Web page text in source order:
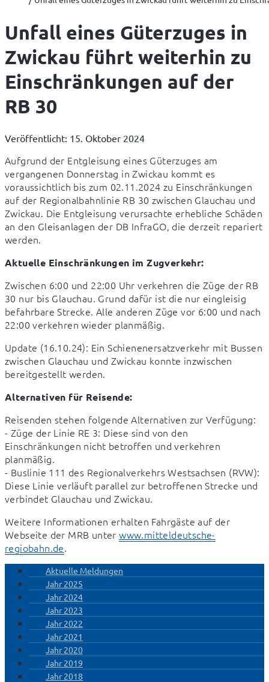
Unfall eines Güterzuges in
Zwickau führt weiterhin zu
Einschränkungen auf der
RB 30
Veröffentlicht: 15. Oktober 2024
Aufgrund der Entgleisung eines Güterzuges am
vergangenen Donnerstag in Zwickau kommt es
voraussichtlich bis zum 02.11.2024 zu Einschränkungen
auf der Regionalbahnlinie RB 30 zwischen Glauchau und
Zwickau. Die Entgleisung verursachte erhebliche Schäden
an den Gleisanlagen der DB InfraGO, die derzeit repariert
werden.
Aktuelle Einschränkungen im Zugverkehr:
Zwischen 6:00 und 22:00 Uhr verkehren die Züge der RB
30 nur bis Glauchau. Grund dafür ist die nur eingleisig
befahrbare Strecke. Alle anderen Züge vor 6:00 und nach
22:00 verkehren wieder planmäßig.
Update (16.10.24): Ein Schienenersatzverkehr mit Bussen
zwischen Glauchau und Zwickau konnte inzwischen
bereitgestellt werden.
Alternativen für Reisende:
Reisenden stehen folgende Alternativen zur Verfügung:
- Züge der Linie RE 3: Diese sind von den
Einschränkungen nicht betroffen und verkehren
planmäßig.
- Buslinie 111 des Regionalverkehrs Westsachsen (RVW):
Diese Linie verläuft parallel zur betroffenen Strecke und
verbindet Glauchau und Zwickau.
Weitere Informationen erhalten Fahrgäste auf der
Webseite der MRB unter www.mitteldeutsche-
regiobahn.de.
Aktuelle Meldungen
Jahr 2025
Jahr 2024
Jahr 2023
Jahr 2022
Jahr 2021
Jahr 2020
Jahr 2019
Jahr 2018